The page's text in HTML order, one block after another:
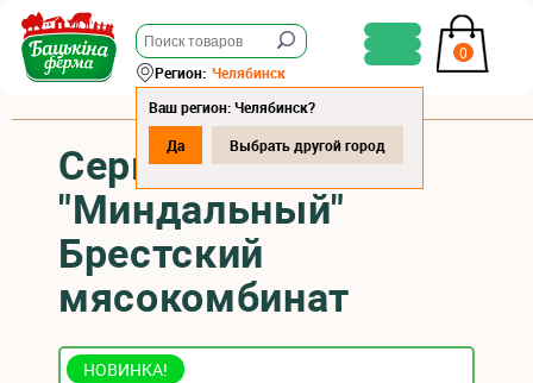
0
Регион: Челябинск
Ваш регион: Челябинск?
Да
Выбрать другой город
Сервелат
"Миндальный"
Брестский
мясокомбинат
НОВИНКА!